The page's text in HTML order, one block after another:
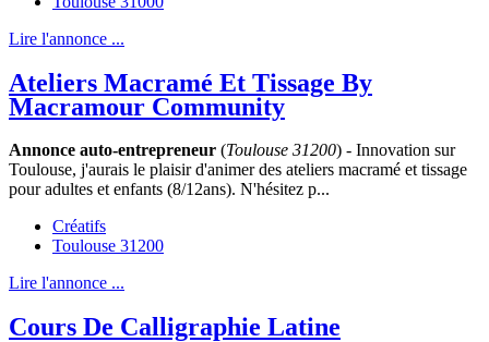
Lire l'annonce ...
Ateliers Macramé Et Tissage By
Macramour Community
Annonce auto-entrepreneur (Toulouse 31200) - Innovation sur
Toulouse, j'aurais le plaisir d'animer des ateliers macramé et tissage
pour adultes et enfants (8/12ans). N'hésitez p...
Créatifs
Toulouse 31200
Lire l'annonce ...
Cours De Calligraphie Latine